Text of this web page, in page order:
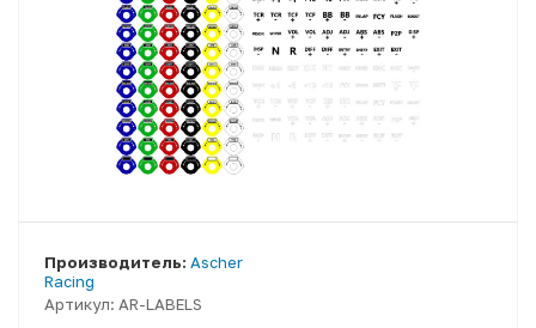
Артикул: AR-LABELS
Производитель: Ascher
Racing